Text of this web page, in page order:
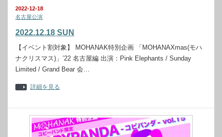
2022-12-18
名古屋公演
2022.12.18 SUN
【イベント割対象】 MOHANAK特別企画 「MOHANAXmas(モハ
ナクリスマス)」’22 名古屋編 出演：Pink Elephants / Sunday
Limited / Grand Bear 会…
詳細を見る